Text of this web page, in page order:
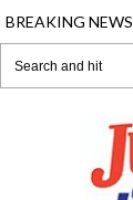
BREAKING NEWS
05 Aug 2026